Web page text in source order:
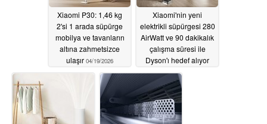
Xiaomi P30: 1,46 kg
2'si 1 arada süpürge
mobilya ve tavanların
altına zahmetsizce
ulaşır 04/19/2026
Xiaomi'nin yeni
elektrikli süpürgesi 280
AirWatt ve 90 dakikalık
çalışma süresi ile
Dyson'ı hedef alıyor
04/19/2026